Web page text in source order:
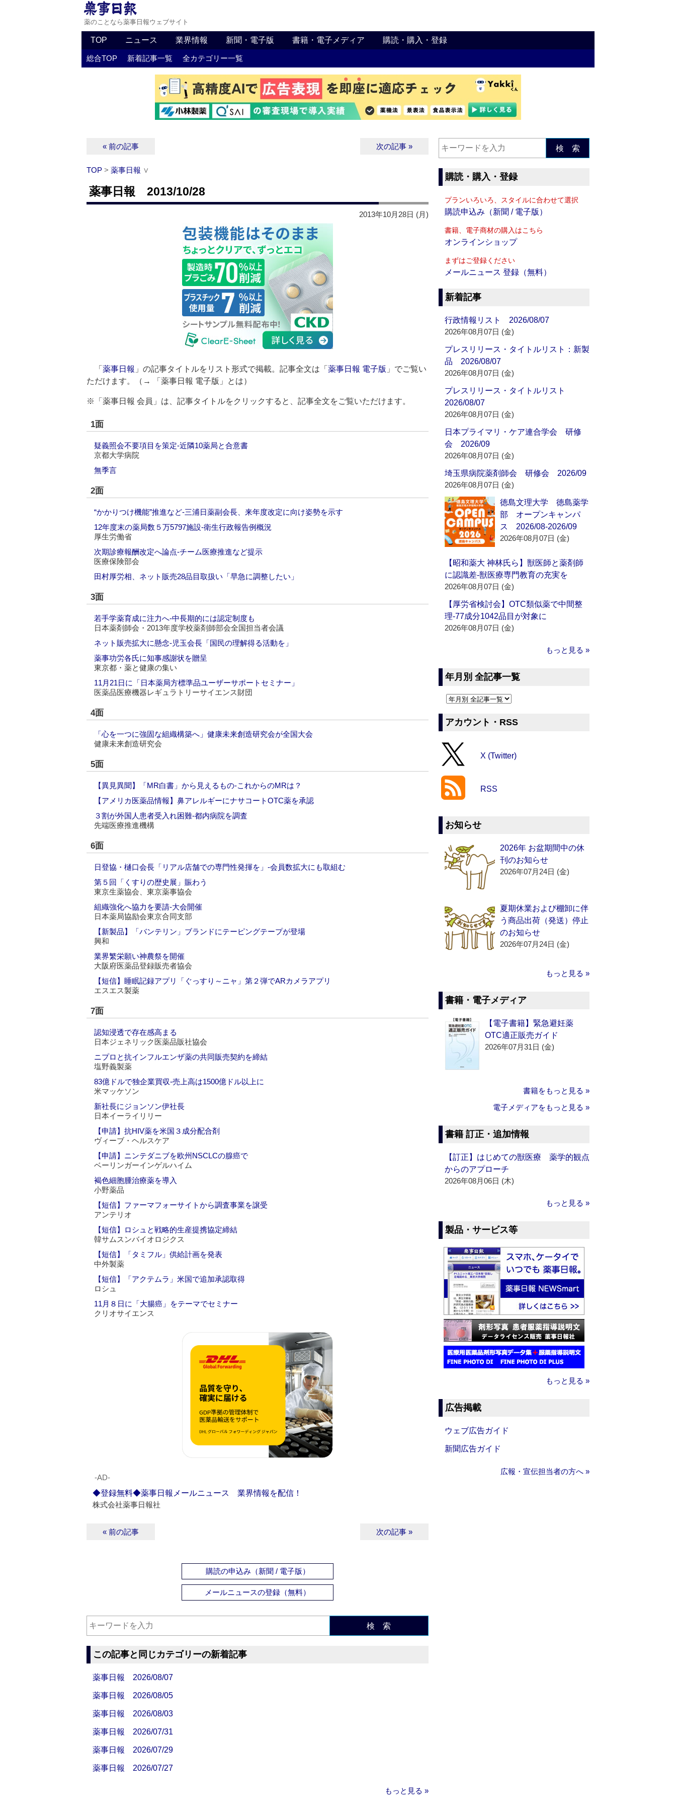
薬のことなら薬事日報ウェブサイト
TOP ニュース 業界情報 新聞・電子版 書籍・電子メディア 購読・購入・登録
総合TOP 新着記事一覧 全カテゴリー一覧
« 前の記事 次の記事 »
TOP > 薬事日報 ∨
薬事日報 2013/10/28
2013年10月28日 (月)
「 薬事日報 」の記事タイトルをリスト形式で掲載。記事全文は「 薬事日報 電子版 」でご覧い
ただけます。（→
「薬事日報 電子版」とは）
※「薬事日報 会員」は、記事タイトルをクリックすると、記事全文をご覧いただけます。
1面
疑義照会不要項目を策定‐近隣10薬局と合意書
京都大学病院
無季言
2面
“かかりつけ機能”推進など‐三浦日薬副会長、来年度改定に向け姿勢を示す
12年度末の薬局数５万5797施設‐衛生行政報告例概況
厚生労働省
次期診療報酬改定へ論点‐チーム医療推進など提示
医療保険部会
田村厚労相、ネット販売28品目取扱い「早急に調整したい」
3面
若手学薬育成に注力へ‐中長期的には認定制度も
日本薬剤師会・2013年度学校薬剤師部会全国担当者会議
ネット販売拡大に懸念‐児玉会長「国民の理解得る活動を」
薬事功労各氏に知事感謝状を贈呈
東京都・薬と健康の集い
11月21日に「日本薬局方標準品ユーザーサポートセミナー」
医薬品医療機器レギュラトリーサイエンス財団
4面
「心を一つに強固な組織構築へ」健康未来創造研究会が全国大会
健康未来創造研究会
5面
【異見異聞】「MR白書」から見えるもの‐これからのMRは？
【アメリカ医薬品情報】鼻アレルギーにナサコートOTC薬を承認
３割が外国人患者受入れ困難‐都内病院を調査
先端医療推進機構
6面
日登協・樋口会長「リアル店舗での専門性発揮を」‐会員数拡大にも取組む
第５回「くすりの歴史展」賑わう
東京生薬協会、東京薬事協会
組織強化へ協力を要請‐大会開催
日本薬局協励会東京合同支部
【新製品】「バンテリン」ブランドにテーピングテープが登場
興和
業界繁栄願い神農祭を開催
大阪府医薬品登録販売者協会
【短信】睡眠記録アプリ「ぐっすり～ニャ」第２弾でARカメラアプリ
エスエス製薬
7面
認知浸透で存在感高まる
日本ジェネリック医薬品販社協会
ニプロと抗インフルエンザ薬の共同販売契約を締結
塩野義製薬
83億ドルで独企業買収‐売上高は1500億ドル以上に
米マッケソン
新社長にジョンソン伊社長
日本イーライリリー
【申請】抗HIV薬を米国３成分配合剤
ヴィーブ・ヘルスケア
【申請】ニンテダニブを欧州NSCLCの腺癌で
ベーリンガーインゲルハイム
褐色細胞腫治療薬を導入
小野薬品
【短信】ファーマフォーサイトから調査事業を譲受
アンテリオ
【短信】ロシュと戦略的生産提携協定締結
韓サムスンバイオロジクス
【短信】「タミフル」供給計画を発表
中外製薬
【短信】「アクテムラ」米国で追加承認取得
ロシュ
11月８日に「大腸癌」をテーマでセミナー
クリオサイエンス
‐AD‐
◆登録無料◆薬事日報メールニュース 業界情報を配信！
株式会社薬事日報社
« 前の記事 次の記事 »
購読の申込み（新聞 / 電子版）
メールニュースの登録（無料）
検 索
この記事と同じカテゴリーの新着記事
薬事日報 2026/08/07
薬事日報 2026/08/05
薬事日報 2026/08/03
薬事日報 2026/07/31
薬事日報 2026/07/29
薬事日報 2026/07/27
もっと見る »
検 索
購読・購入・登録
プランいろいろ、スタイルに合わせて選択
購読申込み（新聞 / 電子版）
書籍、電子商材の購入はこちら
オンラインショップ
まずはご登録ください
メールニュース 登録（無料）
新着記事
行政情報リスト 2026/08/07
2026年08月07日 (金)
プレスリリース・タイトルリスト：新製
品 2026/08/07
2026年08月07日 (金)
プレスリリース・タイトルリスト
2026/08/07
2026年08月07日 (金)
日本プライマリ・ケア連合学会 研修
会 2026/09
2026年08月07日 (金)
埼玉県病院薬剤師会 研修会 2026/09
2026年08月07日 (金)
徳島文理大学 徳島薬学
部 オープンキャンパ
ス 2026/08-2026/09
2026年08月07日 (金)
【昭和薬大 神林氏ら】獣医師と薬剤師
に認識差‐獣医療専門教育の充実を
2026年08月07日 (金)
【厚労省検討会】OTC類似薬で中間整
理‐77成分1042品目が対象に
2026年08月07日 (金)
もっと見る »
年月別 全記事一覧
アカウント・RSS
X (Twitter)
RSS
お知らせ
2026年 お盆期間中の休
刊のお知らせ
2026年07月24日 (金)
夏期休業および棚卸に伴
う商品出荷（発送）停止
のお知らせ
2026年07月24日 (金)
もっと見る »
書籍・電子メディア
【電子書籍】緊急避妊薬
OTC適正販売ガイド
2026年07月31日 (金)
書籍をもっと見る »
電子メディアをもっと見る »
書籍 訂正・追加情報
【訂正】はじめての獣医療 薬学的観点
からのアプローチ
2026年08月06日 (木)
もっと見る »
製品・サービス等
もっと見る »
広告掲載
ウェブ広告ガイド
新聞広告ガイド
広報・宣伝担当者の方へ »